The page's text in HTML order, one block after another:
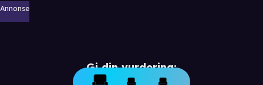
Annonse
Gi din vurdering: